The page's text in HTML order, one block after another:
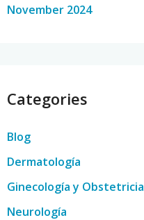
November 2024
Categories
Blog
Dermatología
Ginecología y Obstetricia
Neurología